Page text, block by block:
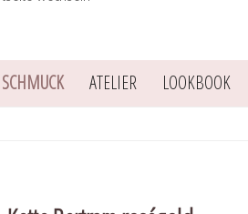
SCHMUCK ATELIER LOOKBOOK